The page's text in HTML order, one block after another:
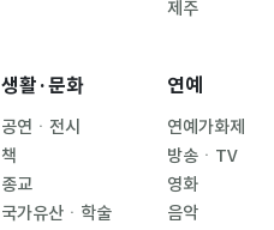
제주
생활·문화
공연ㆍ전시
책
종교
국가유산ㆍ학술
연예
연예가화제
방송ㆍTV
영화
음악